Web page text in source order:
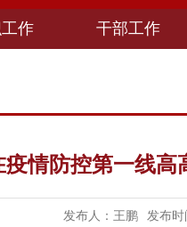
作 干部工作
疫情防控第一线
发布人：王鹏 发布